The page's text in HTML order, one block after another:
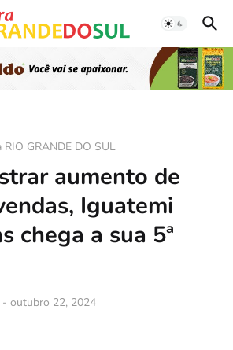
RIO GRANDE DO SUL
aumento de
Iguatemi
chega a sua 5ª
- outubro 22, 2024